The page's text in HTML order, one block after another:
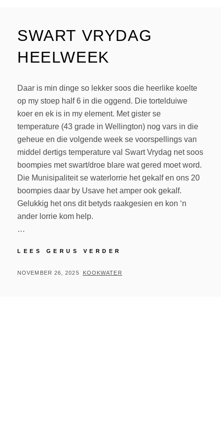
SWART VRYDAG
HEELWEEK
Daar is min dinge so lekker soos die heerlike koelte
op my stoep half 6 in die oggend. Die tortelduiwe
koer en ek is in my element. Met gister se
temperature (43 grade in Wellington) nog vars in die
geheue en die volgende week se voorspellings van
middel dertigs temperature val Swart Vrydag net soos
boompies met swart/droe blare wat gered moet word.
Die Munisipaliteit se waterlorrie het gekalf en ons 20
boompies daar by Usave het amper ook gekalf.
Gelukkig het ons dit betyds raakgesien en kon ‘n
ander lorrie kom help.
…
LEES GERUS VERDER
NOVEMBER 26, 2025 KOOKWATER